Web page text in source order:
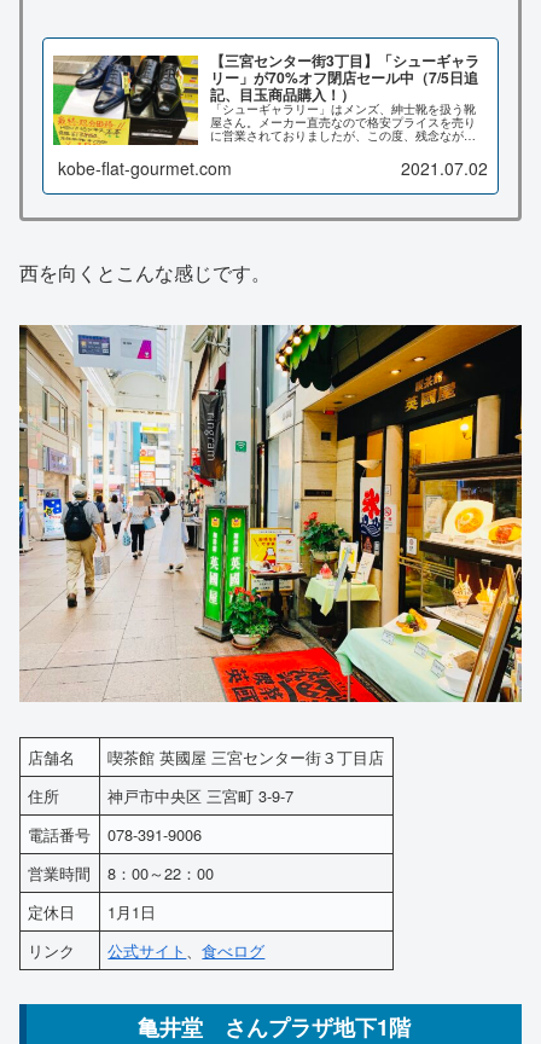
【三宮センター街3丁目】「シューギャラ
リー」が70%オフ閉店セール中（7/5日追
記、目玉商品購入！）
「シューギャラリー」はメンズ、紳士靴を扱う靴
屋さん。メーカー直売なので格安プライスを売り
に営業されておりましたが、この度、残念ながら
や詳しい場所をお伝えしたいと思います。
kobe-flat-gourmet.com 2021.07.02
西を向くとこんな感じです。
店舗名
喫茶館 英國屋 三宮センター街３丁目店
住所
神戸市中央区 三宮町 3-9-7
電話番号
078-391-9006
営業時間
8：00～22：00
定休日
1月1日
リンク
公式サイト 、食べログ
亀井堂 さんプラザ地下1階